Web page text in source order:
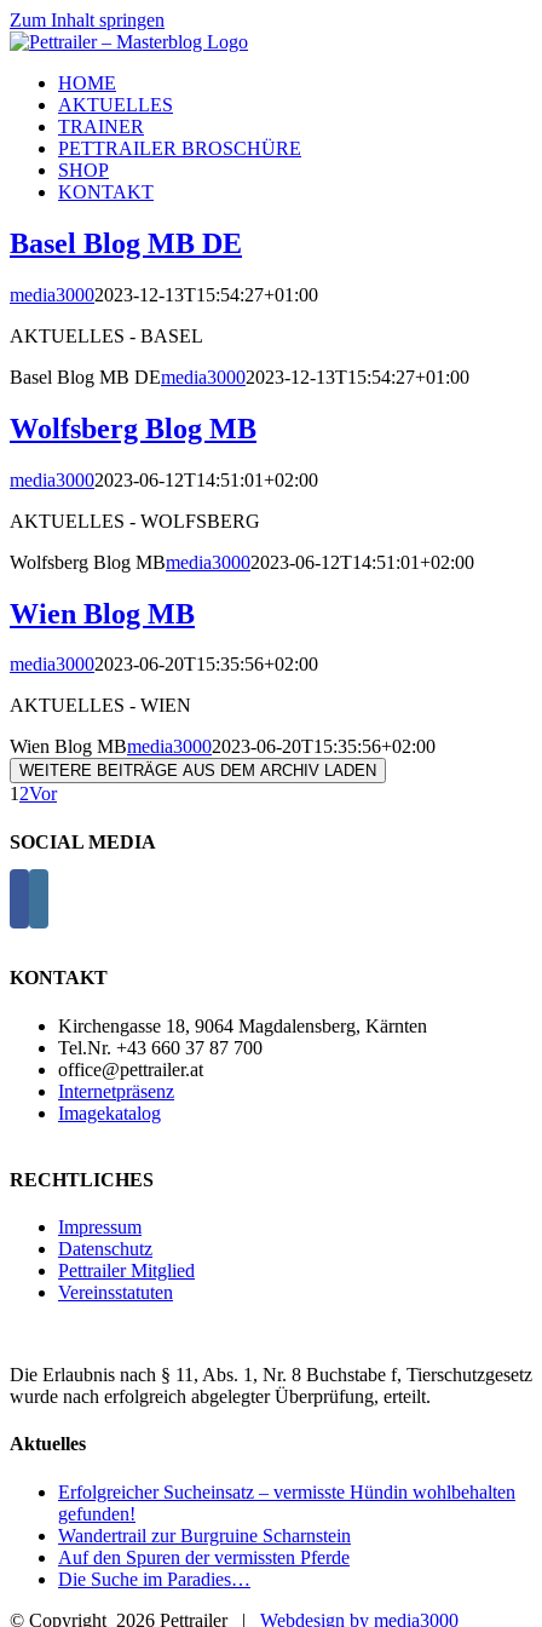
Zum Inhalt springen
HOME
AKTUELLES
TRAINER
PETTRAILER BROSCHÜRE
SHOP
KONTAKT
Basel Blog MB DE
media30002023-12-13T15:54:27+01:00
AKTUELLES - BASEL
Basel Blog MB DEmedia30002023-12-13T15:54:27+01:00
Wolfsberg Blog MB
media30002023-06-12T14:51:01+02:00
AKTUELLES - WOLFSBERG
Wolfsberg Blog MBmedia30002023-06-12T14:51:01+02:00
Wien Blog MB
media30002023-06-20T15:35:56+02:00
AKTUELLES - WIEN
Wien Blog MBmedia30002023-06-20T15:35:56+02:00
WEITERE BEITRÄGE AUS DEM ARCHIV LADEN
12Vor
SOCIAL MEDIA
KONTAKT
Kirchengasse 18, 9064 Magdalensberg, Kärnten
Tel.Nr. +43 660 37 87 700
office@pettrailer.at
Internetpräsenz
Imagekatalog
RECHTLICHES
Impressum
Datenschutz
Pettrailer Mitglied
Vereinsstatuten
Die Erlaubnis nach § 11, Abs. 1, Nr. 8 Buchstabe f, Tierschutzgesetz
wurde nach erfolgreich abgelegter Überprüfung, erteilt.
Aktuelles
Erfolgreicher Sucheinsatz – vermisste Hündin wohlbehalten
gefunden!
Wandertrail zur Burgruine Scharnstein
Auf den Spuren der vermissten Pferde
Die Suche im Paradies…
© Copyright 2026 Pettrailer | Webdesign by media3000